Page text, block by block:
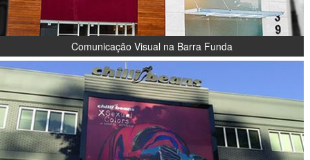
Comunicação Visual na Barra Funda